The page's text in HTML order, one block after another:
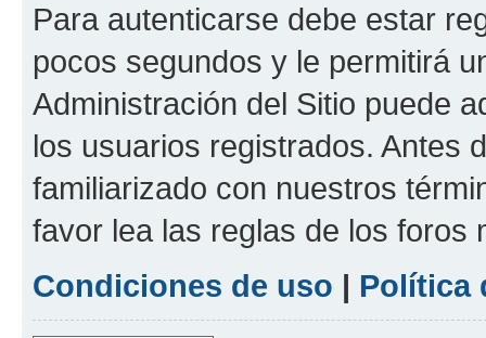
Para autenticarse debe estar
pocos segundos y le permitirá
Administración del Sitio puede
los usuarios registrados. Antes
familiarizado con nuestros
favor lea las reglas de los foros
Condiciones de uso | Política